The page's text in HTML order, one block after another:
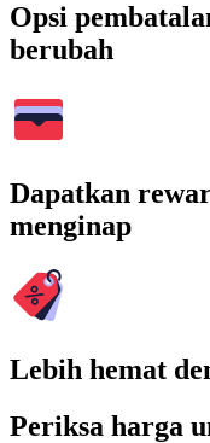
Opsi
berubah
Dapatkan
menginap
Lebih hemat
Periksa harga